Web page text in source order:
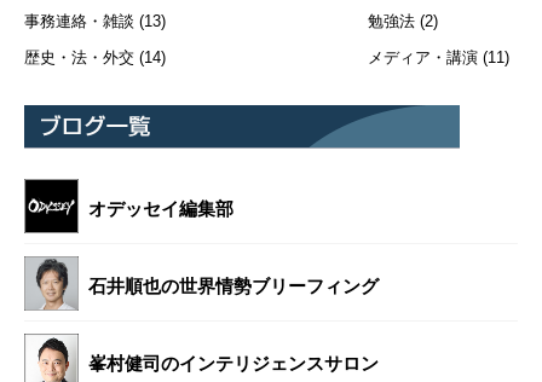
事務連絡・雑談 (13)
歴史・法・外交 (14)
勉強法 (2)
メディア・講演 (11)
オデッセイ編集部
石井順也の世界情勢ブリーフィング
峯村健司のインテリジェンスサロン